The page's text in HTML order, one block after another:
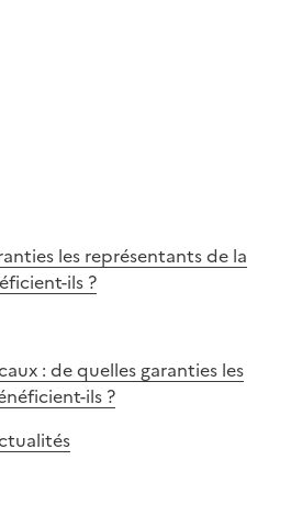
les représentants de la
ils ?
: de quelles garanties les
ils ?